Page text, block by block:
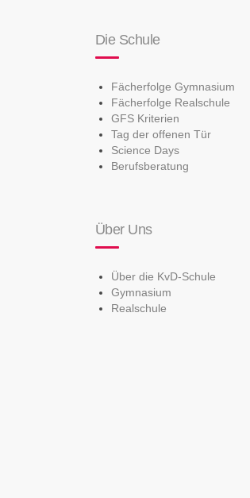
Die Schule
Fächerfolge Gymnasium
Fächerfolge Realschule
GFS Kriterien
Tag der offenen Tür
Science Days
Berufsberatung
Über Uns
Über die KvD-Schule
Gymnasium
Realschule